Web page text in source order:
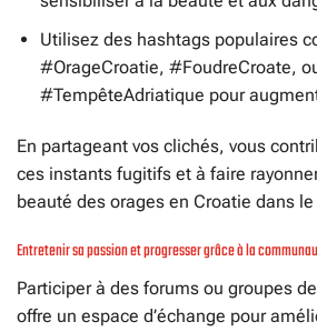
Utilisez des hashtags populaires
#OrageCroatie, #FoudreCroate,
#TempêteAdriatique pour
En partageant vos clichés, vous
ces instants fugitifs et à faire
beauté des orages en Croatie dans
Entretenir sa passion et progresser grâce à la
Participer à des forums ou groupes
offre un espace d’échange pour